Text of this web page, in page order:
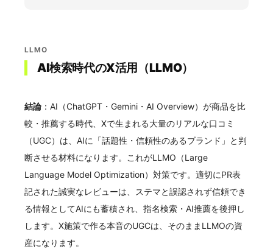
LLMO
AI検索時代のX活用（LLMO）
結論：AI（ChatGPT・Gemini・AI Overview）が商品を比
較・推薦する時代、Xで生まれる大量のリアルな口コミ
（UGC）は、AIに「話題性・信頼性のあるブランド」と判
断させる材料になります。これがLLMO（Large
Language Model Optimization）対策です。適切にPR表
記された誠実なレビューは、ステマと誤認されず信頼でき
る情報としてAIにも蓄積され、指名検索・AI推薦を後押し
します。X施策で作る本音のUGCは、そのままLLMOの資
産になります。